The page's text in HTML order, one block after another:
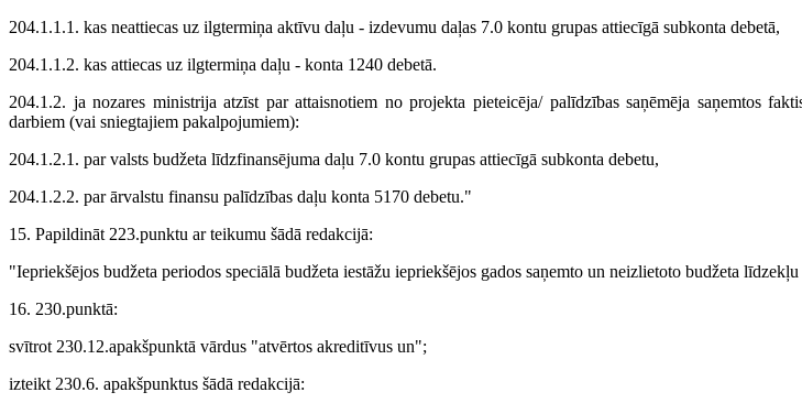
204.1.1.1. kas neattiecas uz ilgtermiņa aktīvu daļu - izdevumu daļas 7.0 kontu grupas attiecīgā subkonta debetā,
204.1.1.2. kas attiecas uz ilgtermiņa daļu - konta 1240 debetā.
204.1.2. ja nozares ministrija atzīst par attaisnotiem no projekta pieteicēja/ palīdzības saņēmēja saņemtos
darbiem (vai sniegtajiem pakalpojumiem):
204.1.2.1. par valsts budžeta līdzfinansējuma daļu 7.0 kontu grupas attiecīgā subkonta debetu,
204.1.2.2. par ārvalstu finansu palīdzības daļu konta 5170 debetu."
15. Papildināt 223.punktu ar teikumu šādā redakcijā:
"Iepriekšējos budžeta periodos speciālā budžeta iestāžu iepriekšējos gados saņemto un neizlietoto budžeta
16. 230.punktā:
svītrot 230.12.apakšpunktā vārdus "atvērtos akreditīvus un";
izteikt 230.6. apakšpunktus šādā redakcijā: